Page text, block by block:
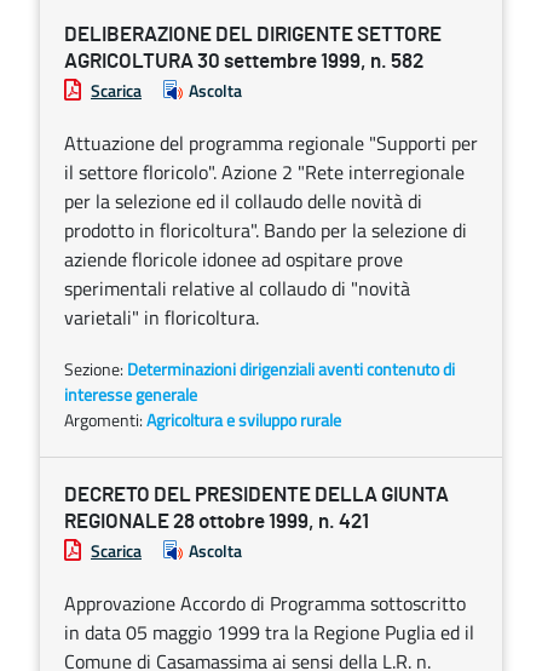
DELIBERAZIONE DEL DIRIGENTE SETTORE
AGRICOLTURA 30 settembre 1999, n. 582
Scarica Ascolta
Attuazione del programma regionale "Supporti per
il settore floricolo". Azione 2 "Rete interregionale
per la selezione ed il collaudo delle novità di
prodotto in floricoltura". Bando per la selezione di
aziende floricole idonee ad ospitare prove
sperimentali relative al collaudo di "novità
varietali" in floricoltura.
Sezione: Determinazioni dirigenziali aventi contenuto di
interesse generale
Argomenti:Agricoltura e sviluppo rurale
DECRETO DEL PRESIDENTE DELLA GIUNTA
REGIONALE 28 ottobre 1999, n. 421
Scarica Ascolta
Approvazione Accordo di Programma sottoscritto
in data 05 maggio 1999 tra la Regione Puglia ed il
Comune di Casamassima ai sensi della L.R. n.